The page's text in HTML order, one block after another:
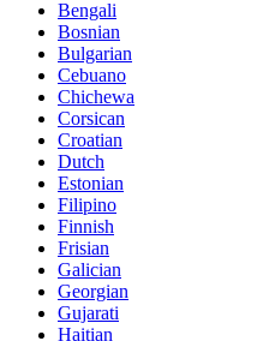
Bengali
Bosnian
Bulgarian
Cebuano
Chichewa
Corsican
Croatian
Dutch
Estonian
Filipino
Finnish
Frisian
Galician
Georgian
Gujarati
Haitian